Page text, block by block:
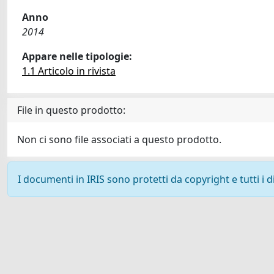
Anno
2014
Appare nelle tipologie:
1.1 Articolo in rivista
File in questo prodotto:
Non ci sono file associati a questo prodotto.
I documenti in IRIS sono protetti da copyright e tutti i